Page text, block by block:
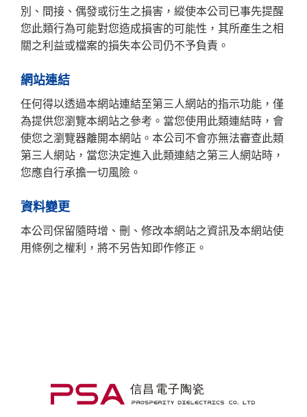
別、間接、偶發或衍生之損害，縱使本公司已事先提醒
您此類行為可能對您造成損害的可能性，其所產生之相
關之利益或檔案的損失本公司仍不予負責。
網站連結
任何得以透過本網站連結至第三人網站的指示功能，僅
為提供您瀏覽本網站之參考。當您使用此類連結時，會
使您之瀏覽器離開本網站。本公司不會亦無法審查此類
第三人網站，當您決定進入此類連結之第三人網站時，
您應自行承擔一切風險。
資料變更
本公司保留隨時增、刪、修改本網站之資訊及本網站使
用條例之權利，將不另告知即作修正。